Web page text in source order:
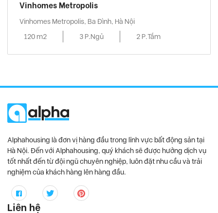
Vinhomes Metropolis
Vinhomes Metropolis, Ba Đình, Hà Nội
120 m2
3 P.Ngủ 2 P.Tắm
Alphahousing là đơn vị hàng đầu trong lĩnh vực bất động sản tại
Hà Nội. Đến với Alphahousing, quý khách sẽ được hưởng dịch vụ
tốt nhất đến từ đội ngũ chuyên nghiệp, luôn đặt nhu cầu và trải
nghiệm của khách hàng lên hàng đầu.
Liên hệ